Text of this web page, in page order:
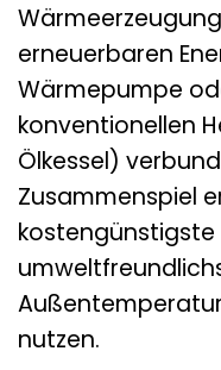
erneuerbaren
Wärmepumpe
konventionellen
Ölkessel)
Zusammenspiel
nutzen.